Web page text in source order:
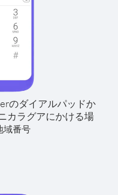
のダイアルパッドか
カラグアにかける場
域番号